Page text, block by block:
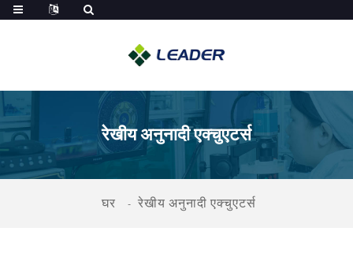
रेखीय अनुनादी एक्चुएटर्स
घर रेखीय अनुनादी एक्चुएटर्स